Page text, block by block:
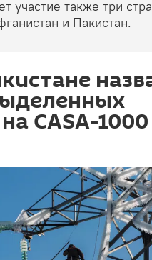
участие также три
и Пакистан.
CASA-1000